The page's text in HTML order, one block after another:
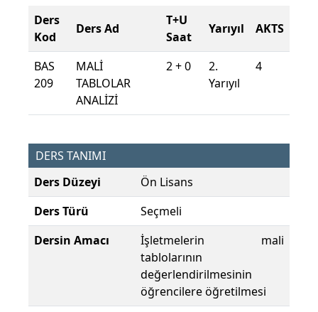
Ders
Kod
Ders Ad
T+U
Saat
Yarıyıl AKTS
BAS
209
MALİ
TABLOLAR
ANALİZİ
2 + 0
2.
Yarıyıl
4
DERS TANIMI
Ders Düzeyi
Ön Lisans
Ders Türü
Seçmeli
Dersin Amacı
İşletmelerin mali
tablolarının
değerlendirilmesinin
öğrencilere öğretilmesi